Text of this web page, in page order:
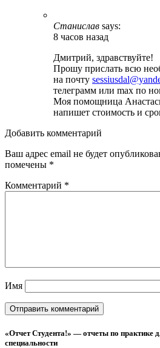
Станислав says:
8 часов назад
Дмитрий, здравствуйте!
Прошу прислать всю
на почту
телеграмм или max по
Моя помощница
напишет стоимость и
Добавить комментарий
Ваш адрес email не будет
помечены *
Комментарий *
Имя
«Отчет Студента!» — отчеты по практике
специальности